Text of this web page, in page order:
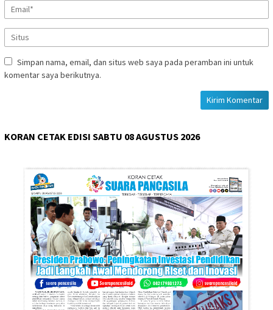
Simpan nama, email, dan situs web saya pada peramban ini untuk
komentar saya berikutnya.
KORAN CETAK EDISI SABTU 08 AGUSTUS 2026